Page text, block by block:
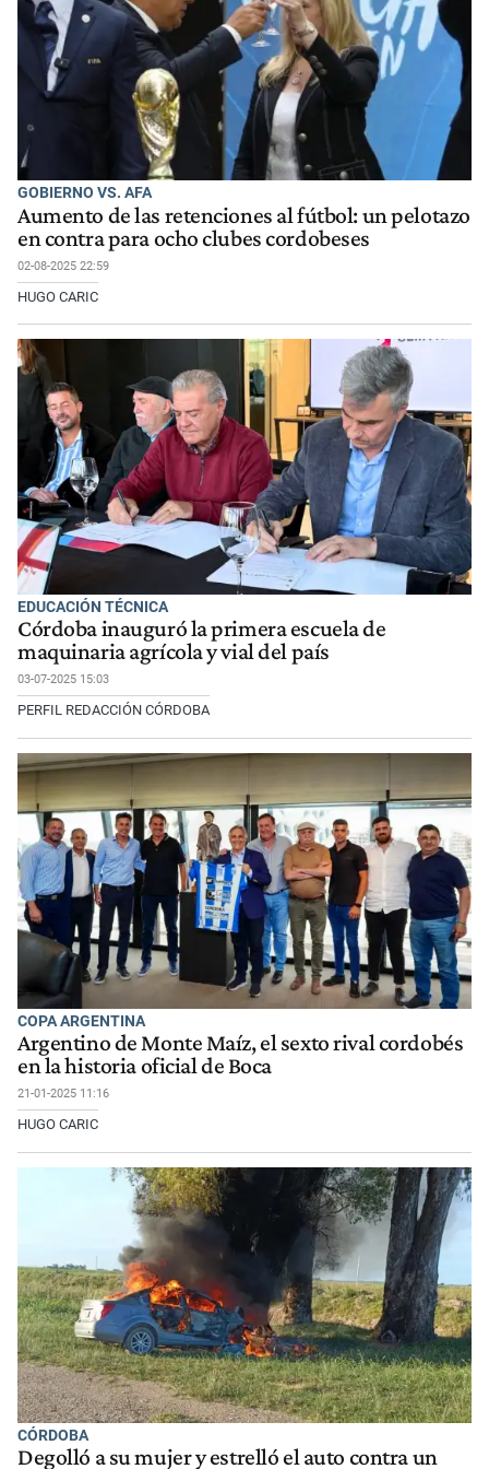
GOBIERNO VS. AFA
Aumento de las retenciones al fútbol: un pelotazo
en contra para ocho clubes cordobeses
02-08-2025 22:59
HUGO CARIC
EDUCACIÓN TÉCNICA
Córdoba inauguró la primera escuela de
maquinaria agrícola y vial del país
03-07-2025 15:03
PERFIL REDACCIÓN CÓRDOBA
COPA ARGENTINA
Argentino de Monte Maíz, el sexto rival cordobés
en la historia oficial de Boca
21-01-2025 11:16
HUGO CARIC
CÓRDOBA
Degolló a su mujer y estrelló el auto contra un